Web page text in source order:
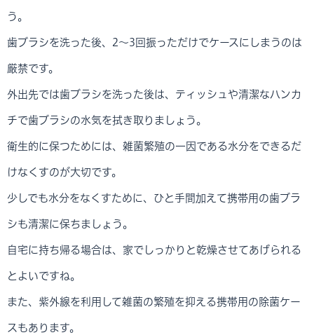
う。
歯ブラシを洗った後、2～3回振っただけでケースにしまうのは
厳禁です。
外出先では歯ブラシを洗った後は、ティッシュや清潔なハンカ
チで歯ブラシの水気を拭き取りましょう。
衛生的に保つためには、雑菌繁殖の一因である水分をできるだ
けなくすのが大切です。
少しでも水分をなくすために、ひと手間加えて携帯用の歯ブラ
シも清潔に保ちましょう。
自宅に持ち帰る場合は、家でしっかりと乾燥させてあげられる
とよいですね。
また、紫外線を利用して雑菌の繁殖を抑える携帯用の除菌ケー
スもあります。